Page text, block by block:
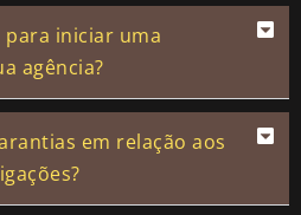
para iniciar uma
agência?
em relação aos